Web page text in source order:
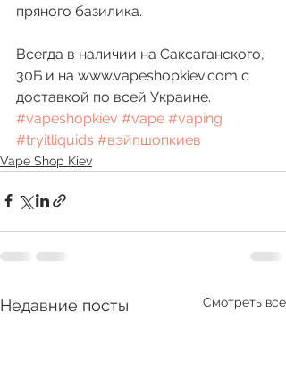
пряного базилика.
Всегда в наличии на Саксаганского,
30Б и на www.vapeshopkiev.com с
доставкой по всей Украине.
#vapeshopkiev #vape #vaping
#tryitliquids #вэйпшопкиев
Vape Shop Kiev
Недавние посты Смотреть все